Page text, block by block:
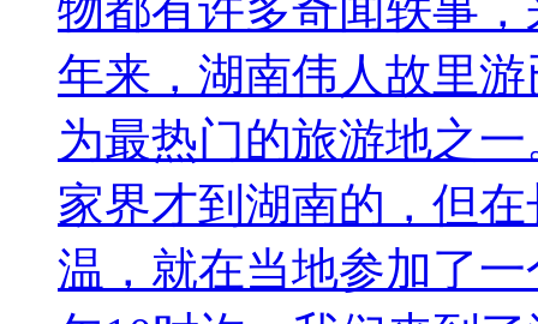
年来，湖南伟人故里
为最热门的旅游地之
家界才到湖南的，但
温，就在当地参加了